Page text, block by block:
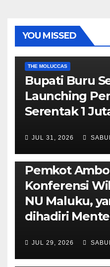
YOU MISSED
THE MOLUCCAS
Bupati Buru
Launching
Serentak 1
JUL 31, 2026
AMBON METRO JURNALISME
POLITIK & PEMERINTAHAN
Pemkot
Konferensi
NU Maluku,
dihadiri
JUL 29, 2026
AMBON METRO POLITIK &